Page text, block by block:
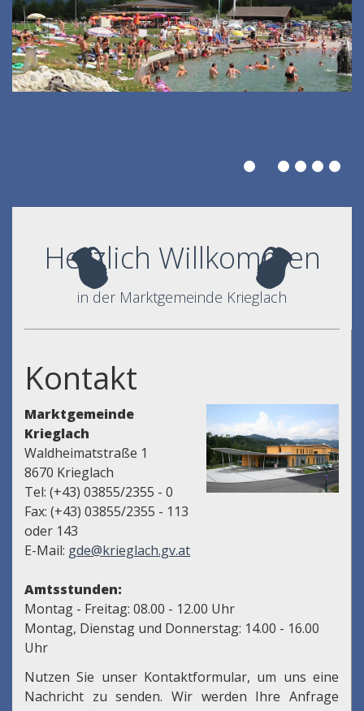
Herzlich Willkommen
in der Marktgemeinde Krieglach
Kontakt
Marktgemeinde
Krieglach
Waldheimatstraße 1
8670 Krieglach
Tel: (+43) 03855/2355 - 0
Fax: (+43) 03855/2355 - 113
oder 143
E-Mail: gde@krieglach.gv.at
Amtsstunden:
Montag - Freitag: 08.00 - 12.00 Uhr
Montag, Dienstag und Donnerstag: 14.00 - 16.00
Uhr
Nutzen Sie unser Kontaktformular, um uns eine
Nachricht zu senden. Wir werden Ihre Anfrage